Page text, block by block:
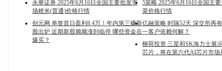
永崋证券 2025年6月16日全国主要批发市
场粳米(普通)价格行情
5策略 2025年6月16日全国主
菜价格行情
创元网 单签首日盈利8.4万！年内第三赚新
股出炉 近期新股频频涨到临停 哪些资金在
爆买？
亿融策略 时隔52天 深交所再
一客户依赖何解？
柳荷投资 三星和SK海力士展
芯片，将在第六代AI芯片市场